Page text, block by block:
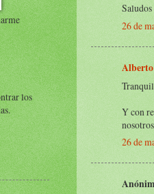
26 de
Y con
26 de
los